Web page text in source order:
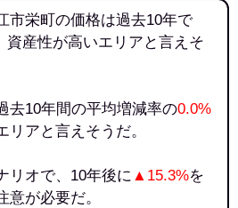
市栄町の価格は過去10年で
資産性が高いエリアと言えそ
去10年間の平均増減率の0.0%
リアと言えそうだ。
リオで、10年後に▲15.3%を
が必要だ。